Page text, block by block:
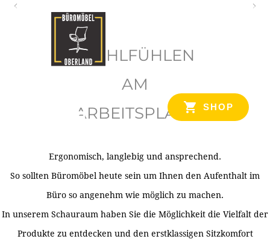
SHOP
WOHLFÜHLEN
AM
ARBEITSPLATZ
Ergonomisch, langlebig und ansprechend.
So sollten Büromöbel heute sein um Ihnen den Aufenthalt im
Büro so angenehm wie möglich zu machen.
In unserem Schauraum haben Sie die Möglichkeit die Vielfalt der
Produkte zu entdecken und den erstklassigen Sitzkomfort